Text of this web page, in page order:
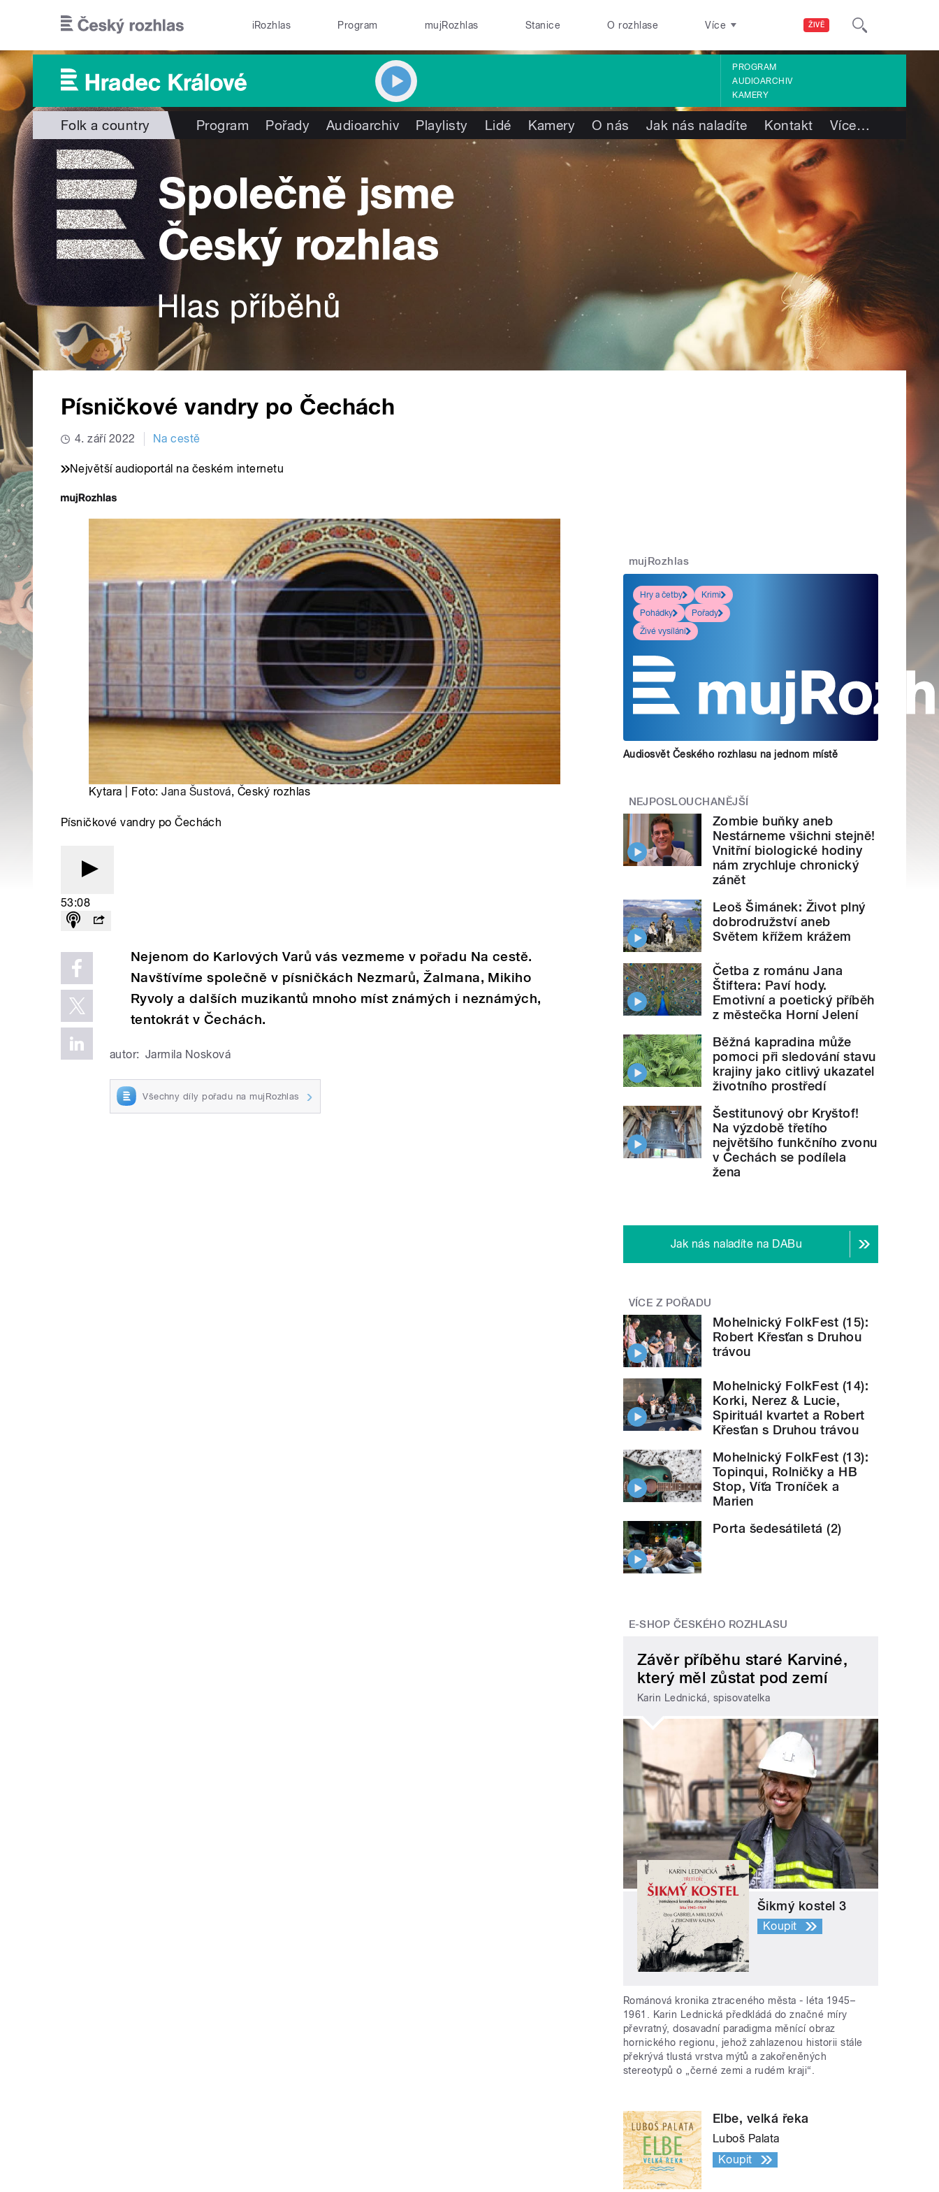
ŽIVĚ
iRozhlas Program mujRozhlas Stanice O rozhlase Více
PROGRAM
AUDIOARCHIV
KAMERY
Folk a country Program Pořady Audioarchiv Playlisty Lidé Kamery O nás Jak nás naladíte Kontakt Více…
Písničkové vandry po Čechách
4. září 2022 Na cestě
Největší audioportál na českém internetu
Kytara | Foto:Jana Šustová, Český rozhlas
Písničkové vandry po Čechách
53:08
Nejenom do Karlových Varů vás vezmeme v pořadu Na cestě.
Navštívíme společně v písničkách Nezmarů, Žalmana, Mikiho
Ryvoly a dalších muzikantů mnoho míst známých i neznámých,
tentokrát v Čechách.
autor: Jarmila Nosková
Všechny díly pořadu na mujRozhlas
mujRozhlas
Hry a četby
Krimi
Pohádky
Pořady
Živé vysílání
Audiosvět Českého rozhlasu na jednom místě
NEJPOSLOUCHANĚJŠÍ
Zombie buňky aneb
Nestárneme všichni stejně!
Vnitřní biologické hodiny
nám zrychluje chronický
zánět
Leoš Šimánek: Život plný
dobrodružství aneb
Světem křížem krážem
Četba z románu Jana
Štiftera: Paví hody.
Emotivní a poetický příběh
z městečka Horní Jelení
Běžná kapradina může
pomoci při sledování stavu
krajiny jako citlivý ukazatel
životního prostředí
Šestitunový obr Kryštof!
Na výzdobě třetího
největšího funkčního zvonu
v Čechách se podílela
žena
Jak nás naladíte na DABu
VÍCE Z POŘADU
Mohelnický FolkFest (15):
Robert Křesťan s Druhou
trávou
Mohelnický FolkFest (14):
Korki, Nerez & Lucie,
Spirituál kvartet a Robert
Křesťan s Druhou trávou
Mohelnický FolkFest (13):
Topinqui, Rolničky a HB
Stop, Víťa Troníček a
Marien
Porta šedesátiletá (2)
E-SHOP ČESKÉHO ROZHLASU
Závěr příběhu staré Karviné,
který měl zůstat pod zemí
Karin Lednická, spisovatelka
Šikmý kostel 3
Koupit
Románová kronika ztraceného města - léta 1945–
1961. Karin Lednická předkládá do značné míry
převratný, dosavadní paradigma měnící obraz
hornického regionu, jehož zahlazenou historii stále
překrývá tlustá vrstva mýtů a zakořeněných
stereotypů o „černé zemi a rudém kraji“.
Elbe, velká řeka
Luboš Palata
Koupit